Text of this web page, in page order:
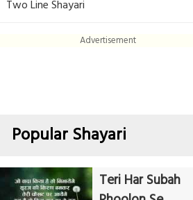
Two Line Shayari
Advertisement
Popular Shayari
Teri Har Subah